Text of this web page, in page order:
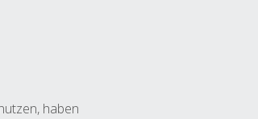
haben